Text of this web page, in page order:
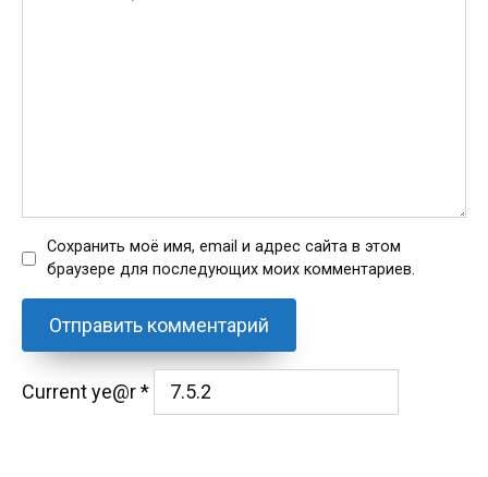
Сохранить моё имя, email и адрес сайта в этом
браузере для последующих моих комментариев.
Current ye@r*